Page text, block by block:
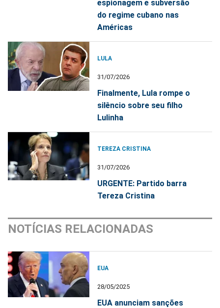
espionagem e subversão
do regime cubano nas
Américas
LULA
31/07/2026
Finalmente, Lula rompe o
silêncio sobre seu filho
Lulinha
TEREZA CRISTINA
31/07/2026
URGENTE: Partido barra
Tereza Cristina
NOTÍCIAS RELACIONADAS
EUA
28/05/2025
EUA anunciam sanções